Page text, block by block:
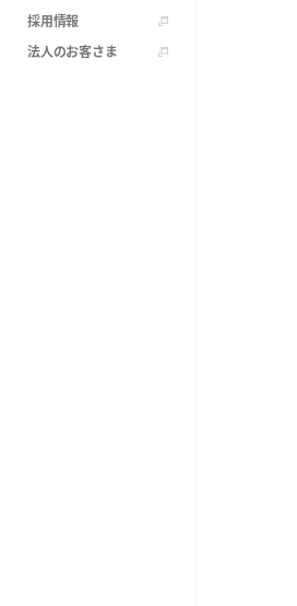
採用情報
法人のお客さま